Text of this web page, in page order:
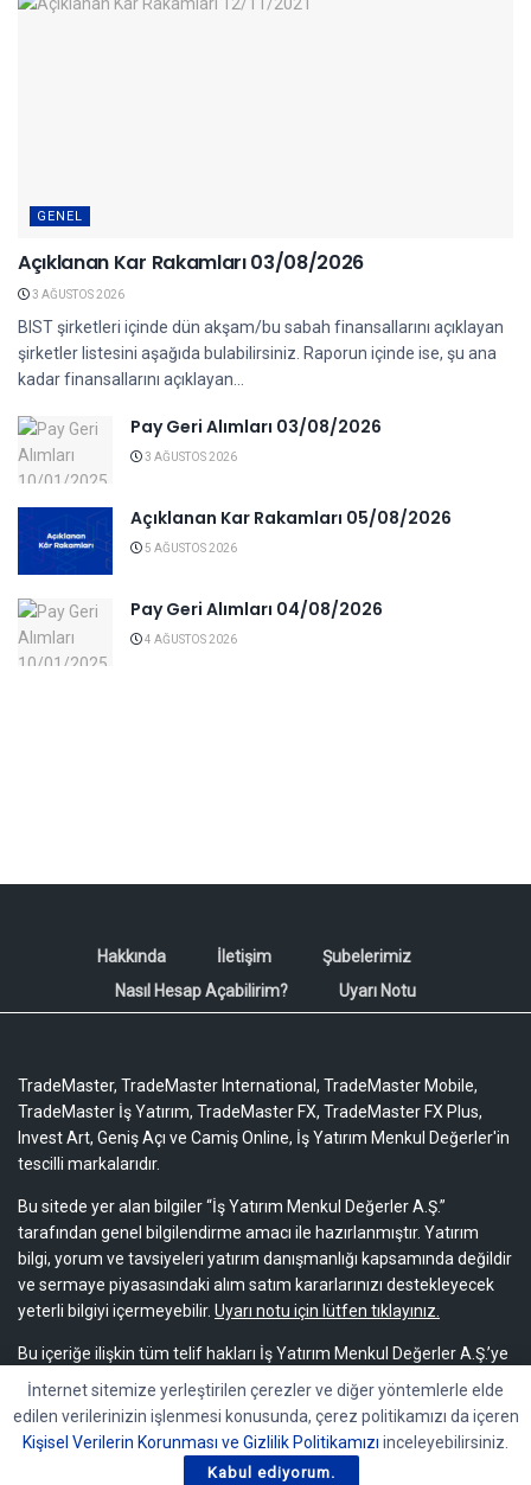
GENEL
Açıklanan Kar Rakamları 03/08/2026
3 AĞUSTOS 2026
BIST şirketleri içinde dün akşam/bu sabah finansallarını açıklayan
şirketler listesini aşağıda bulabilirsiniz. Raporun içinde ise, şu ana
kadar finansallarını açıklayan...
Pay Geri Alımları 03/08/2026
3 AĞUSTOS 2026
Açıklanan Kar Rakamları 05/08/2026
5 AĞUSTOS 2026
Pay Geri Alımları 04/08/2026
4 AĞUSTOS 2026
Hakkında İletişim
Şubelerimiz
Nasıl Hesap Açabilirim?
Uyarı Notu
TradeMaster, TradeMaster International, TradeMaster Mobile,
TradeMaster İş Yatırım, TradeMaster FX, TradeMaster FX Plus,
Invest Art, Geniş Açı ve Camiş Online, İş Yatırım Menkul Değerler'in
tescilli markalarıdır.
Bu sitede yer alan bilgiler “İş Yatırım Menkul Değerler A.Ş.”
tarafından genel bilgilendirme amacı ile hazırlanmıştır. Yatırım
bilgi, yorum ve tavsiyeleri yatırım danışmanlığı kapsamında değildir
ve sermaye piyasasındaki alım satım kararlarınızı destekleyecek
yeterli bilgiyi içermeyebilir. Uyarı notu için lütfen tıklayınız.
Bu içeriğe ilişkin tüm telif hakları İş Yatırım Menkul Değerler A.Ş.’ye
aittir. Bu içerik, açık iznimiz olmaksızın başkaları tarafından
herhangi bir amaçla, kısmen veya tamamen çoğaltılamaz,
dağıtılamaz, yayımlanamaz veya değiştirilemez.
İnternet sitemize yerleştirilen çerezler ve diğer yöntemlerle elde
edilen verilerinizin işlenmesi konusunda, çerez politikamızı da içeren
Kişisel Verilerin Korunması ve Gizlilik Politikamızı inceleyebilirsiniz.
Kabul ediyorum.